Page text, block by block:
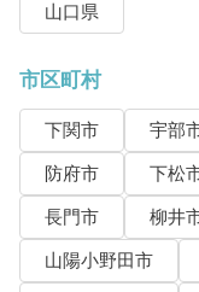
山口県
市区町村
下関市 宇部
防府市
下松
長門市
柳井
山陽小野田市